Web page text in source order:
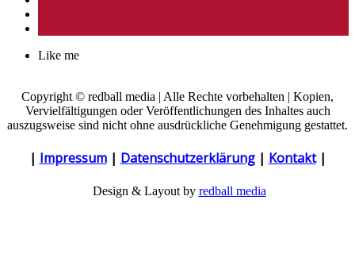
Like me
Copyright © redball media | Alle Rechte vorbehalten | Kopien,
Vervielfältigungen oder Veröffentlichungen des Inhaltes auch
auszugsweise sind nicht ohne ausdrückliche Genehmigung gestattet.
| Impressum| Datenschutzerklärung| Kontakt|
Design & Layout by redball media